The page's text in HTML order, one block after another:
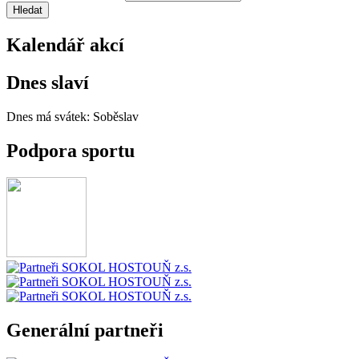
Kalendář akcí
Dnes slaví
Dnes má svátek: Soběslav
Podpora sportu
Generální partneři